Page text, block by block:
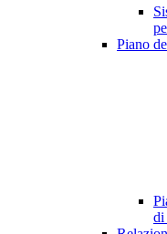
Piano
di